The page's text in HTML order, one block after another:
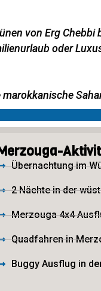
von Erg Chebbi
oder
Übernachtung im
2 Nächte in der
Merzouga 4x4
Quadfahren in
Buggy Ausflug in